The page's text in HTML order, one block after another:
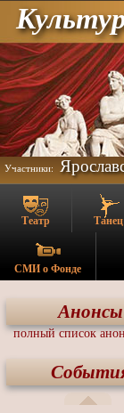
Участники:
Театр Танец
СМИ о Фонде
Анонсы
полный список